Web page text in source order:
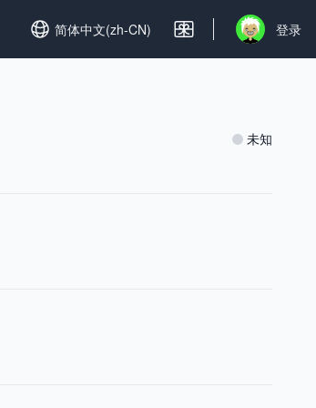
Set language
简体中文(zh-CN) Open user
登录
未知